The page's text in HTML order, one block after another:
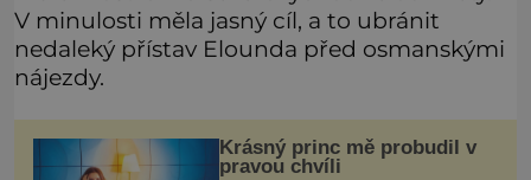
V minulosti měla jasný cíl, a to ubránit
nedaleký přístav Elounda před osmanskými
nájezdy.
Krásný princ mě probudil v
pravou chvíli